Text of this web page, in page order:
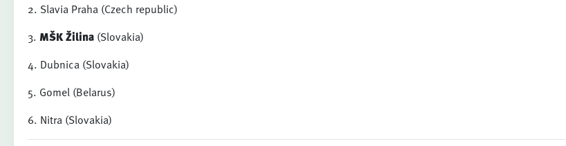
2. Slavia Praha (Czech republic)
3. MŠK Žilina (Slovakia)
4. Dubnica (Slovakia)
5. Gomel (Belarus)
6. Nitra (Slovakia)